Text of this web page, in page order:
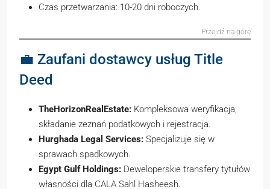
Czas przetwarzania: 10-20 dni roboczych.
Przejdź na górę
💼 Zaufani dostawcy usług Title
Deed
TheHorizonRealEstate: Kompleksowa weryfikacja,
składanie zeznań podatkowych i rejestracja.
Hurghada Legal Services: Specjalizuje się w
sprawach spadkowych.
Egypt Gulf Holdings: Deweloperskie transfery tytułów
własności dla CALA Sahl Hasheesh.